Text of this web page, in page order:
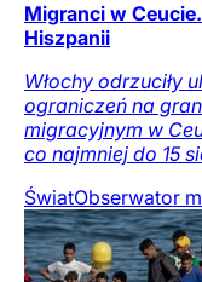
Migranci w
Hiszpanii
Włochy odrzuciły
ograniczeń na
migracyjnym w
co najmniej do 15
ŚwiatObserwator